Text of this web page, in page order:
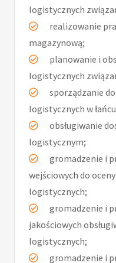
logistycznych
realizowanie
magazynową;
planowanie i
logistycznych
sporządzanie
logistycznych w
obsługiwanie
logistycznym;
gromadzenie i
wejściowych do
logistycznych;
gromadzenie i
jakościowych
logistycznych;
gromadzenie i